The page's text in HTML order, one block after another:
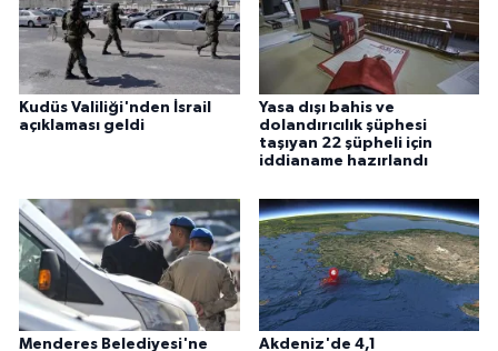
Kudüs Valiliği'nden İsrail
açıklaması geldi
Yasa dışı bahis ve
dolandırıcılık şüphesi
taşıyan 22 şüpheli için
iddianame hazırlandı
Menderes Belediyesi'ne
Akdeniz'de 4,1